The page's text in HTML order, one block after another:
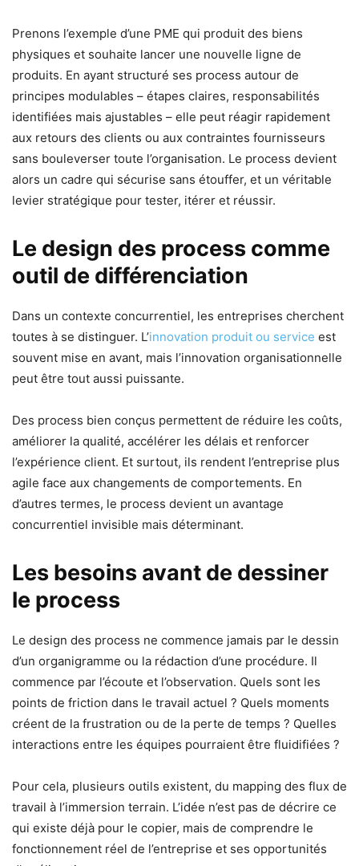
Prenons l’exemple d’une PME qui produit des biens
physiques et souhaite lancer une nouvelle ligne de
produits. En ayant structuré ses process autour de
principes modulables – étapes claires, responsabilités
identifiées mais ajustables – elle peut réagir rapidement
aux retours des clients ou aux contraintes fournisseurs
sans bouleverser toute l’organisation. Le process devient
alors un cadre qui sécurise sans étouffer, et un véritable
levier stratégique pour tester, itérer et réussir.
Le design des process comme
outil de différenciation
Dans un contexte concurrentiel, les entreprises cherchent
toutes à se distinguer. L’innovation produit ou service est
souvent mise en avant, mais l’innovation organisationnelle
peut être tout aussi puissante.
Des process bien conçus permettent de réduire les coûts,
améliorer la qualité, accélérer les délais et renforcer
l’expérience client. Et surtout, ils rendent l’entreprise plus
agile face aux changements de comportements. En
d’autres termes, le process devient un avantage
concurrentiel invisible mais déterminant.
Les besoins avant de dessiner
le process
Le design des process ne commence jamais par le dessin
d’un organigramme ou la rédaction d’une procédure. Il
commence par l’écoute et l’observation. Quels sont les
points de friction dans le travail actuel ? Quels moments
créent de la frustration ou de la perte de temps ? Quelles
interactions entre les équipes pourraient être fluidifiées ?
Pour cela, plusieurs outils existent, du mapping des flux de
travail à l’immersion terrain. L’idée n’est pas de décrire ce
qui existe déjà pour le copier, mais de comprendre le
fonctionnement réel de l’entreprise et ses opportunités